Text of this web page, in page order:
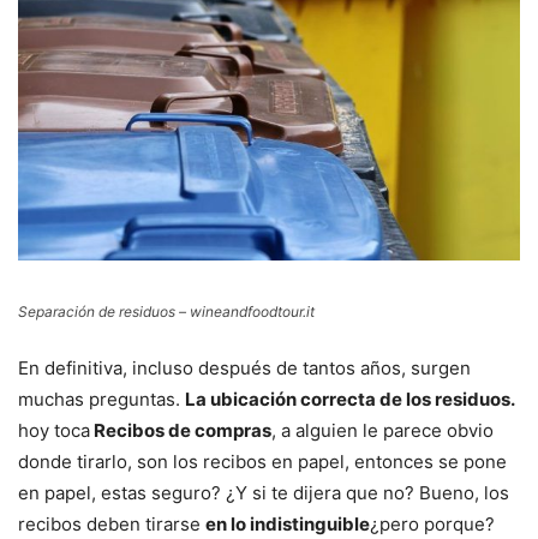
Separación de residuos – wineandfoodtour.it
En definitiva, incluso después de tantos años, surgen
muchas preguntas. La ubicación correcta de los residuos.
hoy toca Recibos de compras, a alguien le parece obvio
donde tirarlo, son los recibos en papel, entonces se pone
en papel, estas seguro? ¿Y si te dijera que no? Bueno, los
recibos deben tirarse en lo indistinguible¿pero porque?